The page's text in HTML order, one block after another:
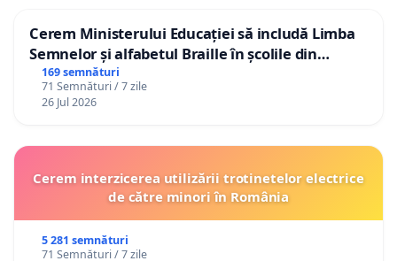
Cerem Ministerului Educației să includă Limba
Semnelor și alfabetul Braille în școlile din
Republica Moldova!
169 semnături
71 Semnături / 7 zile
26 Jul 2026
Cerem interzicerea utilizării trotinetelor electrice
de către minori în România
5 281 semnături
71 Semnături / 7 zile